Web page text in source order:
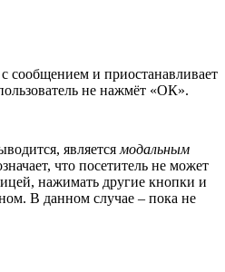
сообщением и приостанавливает
не нажмёт «ОК».
является модальным
что посетитель не может
нажимать другие кнопки и
В данном случае – пока не